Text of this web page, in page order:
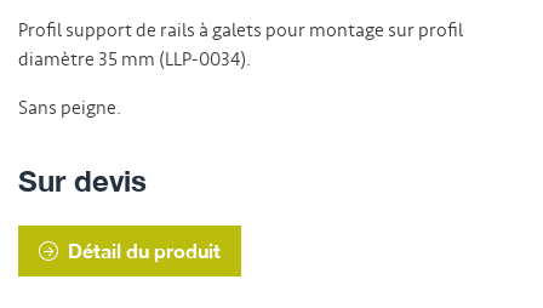
Profil support de rails à galets pour montage sur profil
diamètre 35 mm (LLP-0034).
Sans peigne.
Sur devis
Détail du produit